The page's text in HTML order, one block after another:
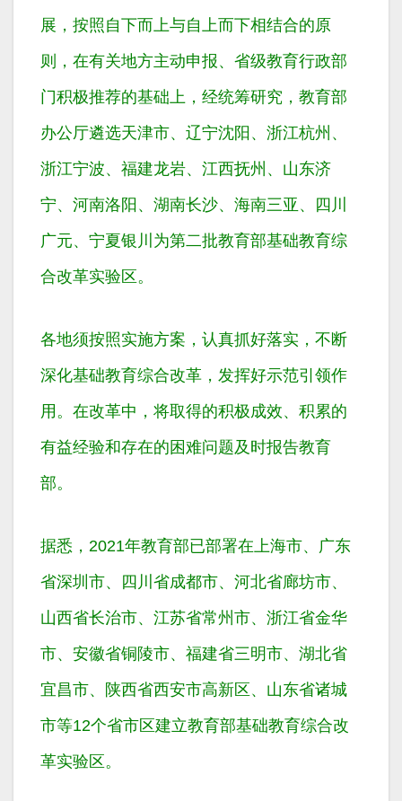
展，按照自下而上与自上而下相结合的原
则，在有关地方主动申报、省级教育行政部
门积极推荐的基础上，经统筹研究，教育部
办公厅遴选天津市、辽宁沈阳、浙江杭州、
浙江宁波、福建龙岩、江西抚州、山东济
宁、河南洛阳、湖南长沙、海南三亚、四川
广元、宁夏银川为第二批教育部基础教育综
合改革实验区。
各地须按照实施方案，认真抓好落实，不断
深化基础教育综合改革，发挥好示范引领作
用。在改革中，将取得的积极成效、积累的
有益经验和存在的困难问题及时报告教育
部。
据悉，2021年教育部已部署在上海市、广东
省深圳市、四川省成都市、河北省廊坊市、
山西省长治市、江苏省常州市、浙江省金华
市、安徽省铜陵市、福建省三明市、湖北省
宜昌市、陕西省西安市高新区、山东省诸城
市等12个省市区建立教育部基础教育综合改
革实验区。